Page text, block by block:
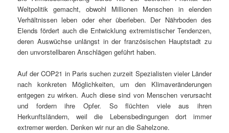
Weltpolitik gemacht, obwohl Millionen Menschen in elenden
Verhältnissen leben oder eher überleben. Der Nährboden des
Elends fördert auch die Entwicklung extremistischer Tendenzen,
deren Auswüchse unlängst in der französischen Hauptstadt zu
den unvorstellbaren Anschlägen geführt haben.
Auf der COP21 in Paris suchen zurzeit Spezialisten vieler Länder
nach konkreten Möglichkeiten, um den Klimaveränderungen
entgegen zu wirken. Auch diese sind von Menschen verursacht
und fordern ihre Opfer. So flüchten viele aus ihren
Herkunftsländern, weil die Lebensbedingungen dort immer
extremer werden. Denken wir nur an die Sahelzone.